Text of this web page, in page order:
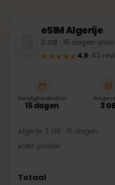
eSIMAlgerije
3 GB · 15 dagen-plan
★★★★★ 4.6· 43
Geldigheidsduur
15 dagen 3
Algerije 3 GB · 15 dagen
eSIM-profiel
Totaal